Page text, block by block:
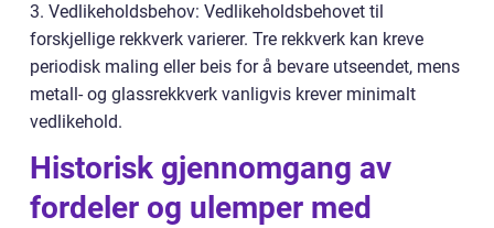
3. Vedlikeholdsbehov: Vedlikeholdsbehovet til
forskjellige rekkverk varierer. Tre rekkverk kan kreve
periodisk maling eller beis for å bevare utseendet, mens
metall- og glassrekkverk vanligvis krever minimalt
vedlikehold.
Historisk gjennomgang av
fordeler og ulemper med